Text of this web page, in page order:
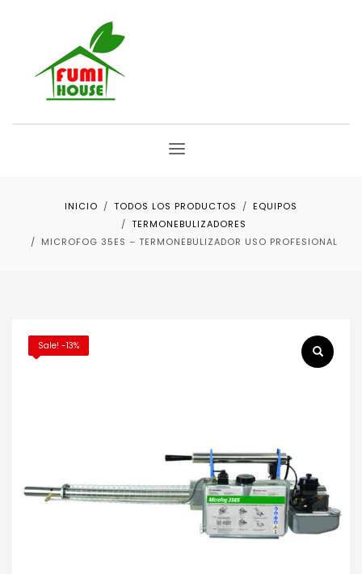
INICIO TODOS LOS PRODUCTOS
EQUIPOS
TERMONEBULIZADORES
MICROFOG 35ES – TERMONEBULIZADOR USO PROFESIONAL
Sale! -13%